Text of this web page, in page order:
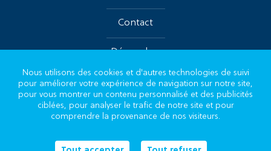
Contact
Démarches
Suivez-nous sur les réseaux
Nous utilisons des cookies et d'autres technologies de suivi
pour améliorer votre expérience de navigation sur notre site,
pour vous montrer un contenu personnalisé et des publicités
ciblées, pour analyser le trafic de notre site et pour
comprendre la provenance de nos visiteurs.